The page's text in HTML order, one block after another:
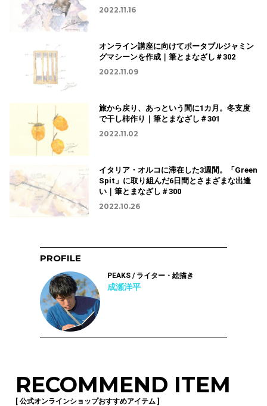
2022.11.16
オンライン講座に向けてポータブルジャミン
グマシーンを作成｜筆とまなざし＃302
2022.11.09
旅から戻り、あっという間に1カ月。冬支度
で干し柿作り｜筆とまなざし＃301
2022.11.02
イタリア・オルコに滞在した3週間。「Green
Spit」に取り組んだ6日間とさまざまな出逢
い｜筆とまなざし＃300
2022.10.26
PROFILE
PEAKS / ライター・絵描き
成瀬洋平
RECOMMEND ITEM
[ 公式オンラインショップおすすめアイテム ]